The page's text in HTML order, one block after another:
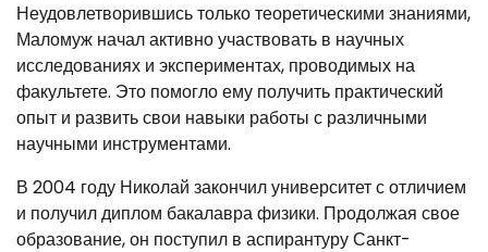
Неудовлетворившись только теоретическими знаниями,
Маломуж начал активно участвовать в научных
исследованиях и экспериментах, проводимых на
факультете. Это помогло ему получить практический
опыт и развить свои навыки работы с различными
научными инструментами.
В 2004 году Николай закончил университет с отличием
и получил диплом бакалавра физики. Продолжая свое
образование, он поступил в аспирантуру Санкт-